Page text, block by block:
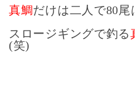
真鯛だけは二人で80
スロージギングで釣る
(笑)